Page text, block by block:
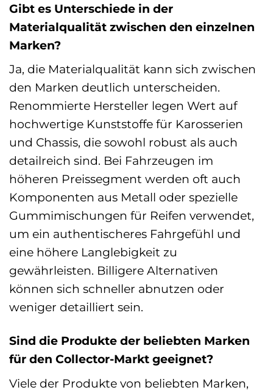
Gibt es Unterschiede in der
Materialqualität zwischen den einzelnen
Marken?
Ja, die Materialqualität kann sich zwischen
den Marken deutlich unterscheiden.
Renommierte Hersteller legen Wert auf
hochwertige Kunststoffe für Karosserien
und Chassis, die sowohl robust als auch
detailreich sind. Bei Fahrzeugen im
höheren Preissegment werden oft auch
Komponenten aus Metall oder spezielle
Gummimischungen für Reifen verwendet,
um ein authentischeres Fahrgefühl und
eine höhere Langlebigkeit zu
gewährleisten. Billigere Alternativen
können sich schneller abnutzen oder
weniger detailliert sein.
Sind die Produkte der beliebten Marken
für den Collector-Markt geeignet?
Viele der Produkte von beliebten Marken,